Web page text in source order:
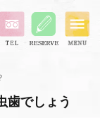
歯でしょう